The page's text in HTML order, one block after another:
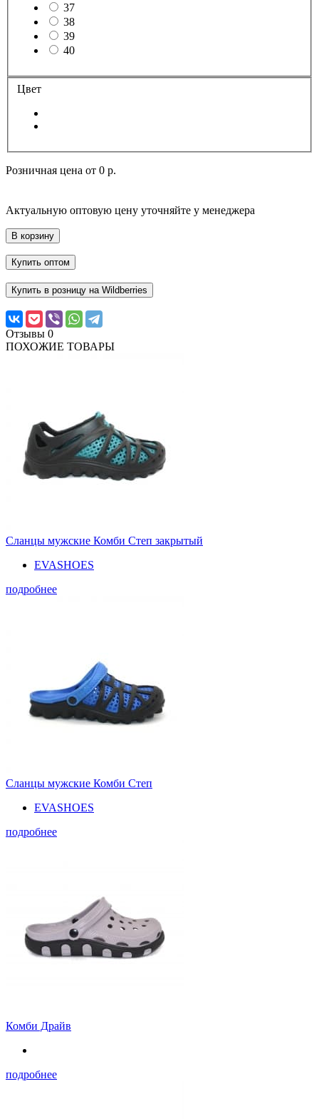
37
38
39
40
Цвет
Розничная цена от 0 р.
Актуальную оптовую цену уточняйте у менеджера
В корзину
Купить оптом
Купить в розницу на Wildberries
Отзывы 0
ПОХОЖИЕ ТОВАРЫ
Сланцы мужские Комби Степ закрытый
EVASHOES
подробнее
Сланцы мужские Комби Степ
EVASHOES
подробнее
Комби Драйв
подробнее